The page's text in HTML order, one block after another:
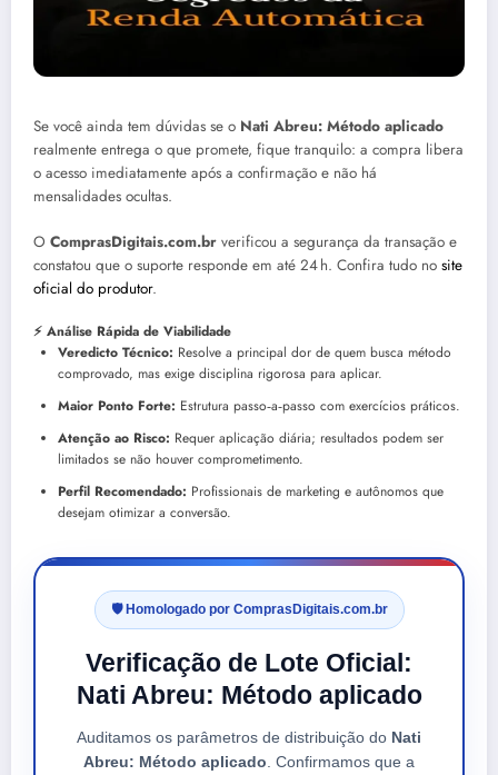
Se você ainda tem dúvidas se o Nati Abreu: Método aplicado
realmente entrega o que promete, fique tranquilo: a compra libera
o acesso imediatamente após a confirmação e não há
mensalidades ocultas.
O ComprasDigitais.com.br verificou a segurança da transação e
constatou que o suporte responde em até 24 h. Confira tudo no site
oficial do produtor.
⚡ Análise Rápida de Viabilidade
Veredicto Técnico: Resolve a principal dor de quem busca método
comprovado, mas exige disciplina rigorosa para aplicar.
Maior Ponto Forte: Estrutura passo‑a‑passo com exercícios práticos.
Atenção ao Risco: Requer aplicação diária; resultados podem ser
limitados se não houver comprometimento.
Perfil Recomendado: Profissionais de marketing e autônomos que
desejam otimizar a conversão.
🛡️ Homologado por ComprasDigitais.com.br
Verificação de Lote Oficial:
Nati Abreu: Método aplicado
Auditamos os parâmetros de distribuição do Nati
Abreu: Método aplicado . Confirmamos que a